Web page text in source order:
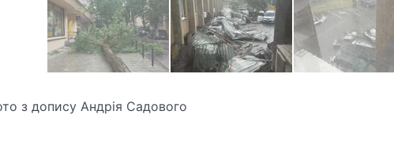
з допису Андрія Садового